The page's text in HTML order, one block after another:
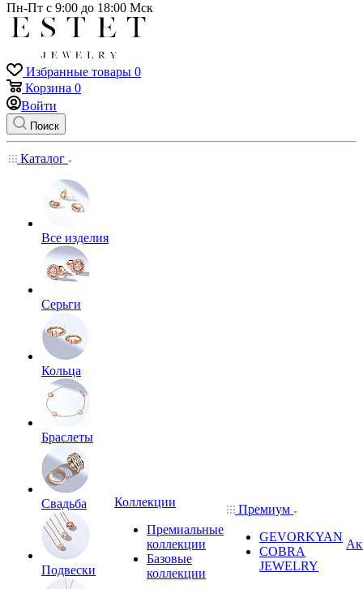
Пн-Пт с 9:00 до 18:00 Мск
Избранные товары 0
Корзина 0
Войти
Поиск
Каталог
Все изделия
Серьги
Кольца
Браслеты
Свадьба
Подвески
Коллекции
Премиальные
коллекции
Базовые
коллекции
Премиум
GEVORKYAN
COBRA
JEWELRY